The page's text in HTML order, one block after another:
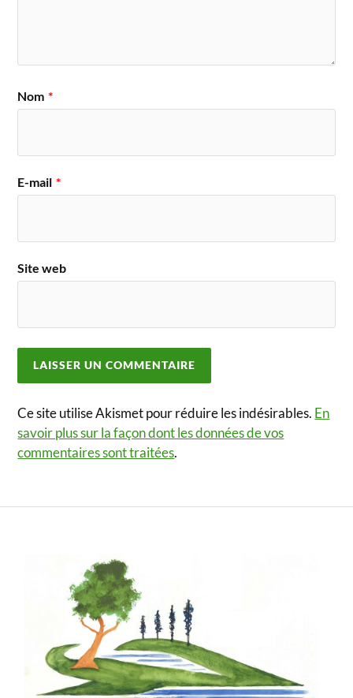
Nom *
E-mail *
Site web
Ce site utilise Akismet pour réduire les indésirables. En
savoir plus sur la façon dont les données de vos
commentaires sont traitées.